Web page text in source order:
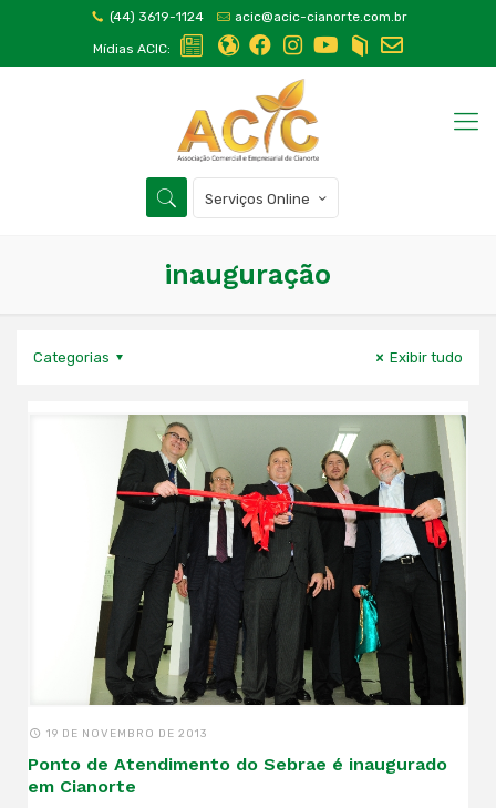
(44) 3619-1124 acic@acic-cianorte.com.br
Mídias ACIC:
Serviços Online
inauguração
Categorias Exibir tudo
19 DE NOVEMBRO DE 2013
Ponto de Atendimento do Sebrae é inaugurado
em Cianorte